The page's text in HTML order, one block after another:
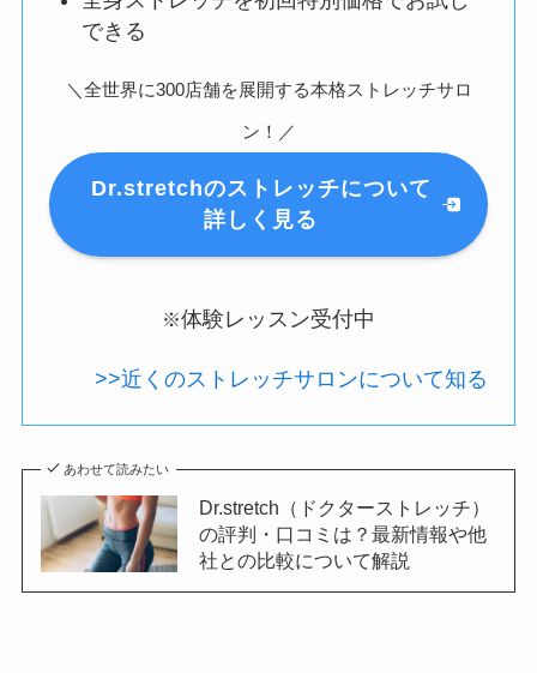
できる
＼全世界に300店舗を展開する本格ストレッチサロ
ン！／
Dr.stretchのストレッチについて
詳しく見る
※体験レッスン受付中
>>近くのストレッチサロンについて知る
あわせて読みたい
Dr.stretch（ドクターストレッチ）
の評判・口コミは？最新情報や他
社との比較について解説